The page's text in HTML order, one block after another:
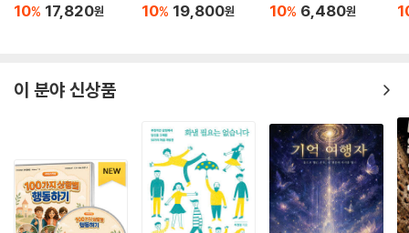
10% 17,820원 10% 19,800원 10% 6,480원
이 분야 신상품